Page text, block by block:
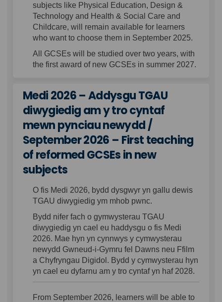
subjects like Physical Education, Design &
Technology and Health & Social Care and
Childcare, will remain available for learners
who want to choose them in September 2025.
All GCSEs will be studied over two years, with
the first award of new GCSEs in summer 2027.
Medi 2026 – Addysgu TGAU
diwygiedig am y tro cyntaf
mewn pynciau newydd /
September 2026 – First teaching
of reformed GCSEs in new
subjects
O fis Medi 2026, bydd dysgwyr yn gallu dewis
TGAU diwygiedig ym mhob pwnc.
Bydd nifer fach o gymwysterau TGAU
diwygiedig yn cael eu haddysgu o fis Medi
2026. Mae hyn yn cynnwys y cymwysterau
newydd Gwneud-i-Gymru fel Dawns neu Ffilm
a Chyfryngau Digidol. Bydd y cymwysterau hyn
yn cael eu dyfarnu am y tro cyntaf yn haf 2028.
From September 2026, learners will be able to